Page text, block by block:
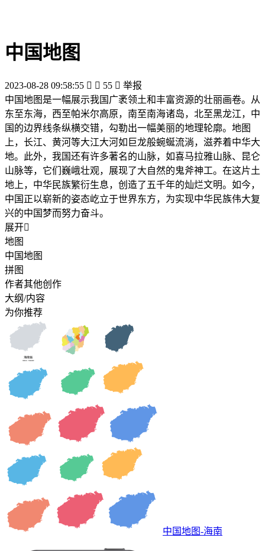
中国地图
2023-08-28 09:58:55   55  举报
中国地图是一幅展示我国广袤领土和丰富资源的壮丽画卷。从
东至东海，西至帕米尔高原，南至南海诸岛，北至黑龙江，中
国的边界线条纵横交错，勾勒出一幅美丽的地理轮廓。地图
上，长江、黄河等大江大河如巨龙般蜿蜒流淌，滋养着中华大
地。此外，我国还有许多著名的山脉，如喜马拉雅山脉、昆仑
山脉等，它们巍峨壮观，展现了大自然的鬼斧神工。在这片土
地上，中华民族繁衍生息，创造了五千年的灿烂文明。如今，
中国正以崭新的姿态屹立于世界东方，为实现中华民族伟大复
兴的中国梦而努力奋斗。
展开
地图
中国地图
拼图
作者其他创作
大纲/内容
为你推荐
中国地图-海南